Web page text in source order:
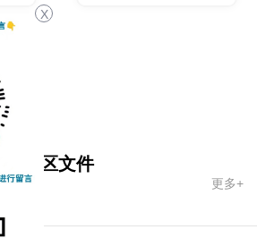
自治区文件
更多+
X